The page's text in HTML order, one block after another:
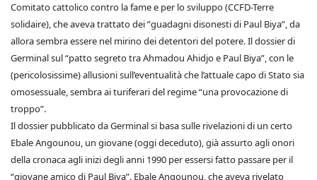
Comitato cattolico contro la fame e per lo sviluppo (CCFD-Terre
solidaire), che aveva trattato dei ”guadagni disonesti di Paul Biya”, da
allora sembra essere nel mirino dei detentori del potere. Il dossier di
Germinal sul “patto segreto tra Ahmadou Ahidjo e Paul Biya”, con le
(pericolosissime) allusioni sull’eventualità che l’attuale capo di Stato sia
omosessuale, sembra ai turiferari del regime “una provocazione di
troppo”.
Il dossier pubblicato da Germinal si basa sulle rivelazioni di un certo
Ebale Angounou, un giovane (oggi deceduto), già assurto agli onori
della cronaca agli inizi degli anni 1990 per essersi fatto passare per il
“giovane amico di Paul Biya”. Ebale Angounou, che aveva rivelato